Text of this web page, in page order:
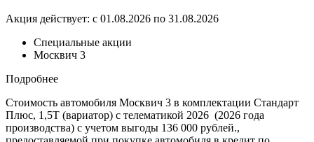
Акция действует: с 01.08.2026 по 31.08.2026
Специальные акции
Москвич 3
Подробнее
Стоимость автомобиля Москвич 3 в комплектации Стандарт
Плюс, 1,5Т (вариатор) с телематикой 2026 (2026 года
производства) с учетом выгоды 136 000 рублей.,